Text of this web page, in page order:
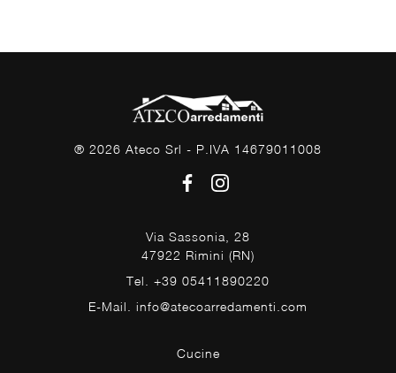
® 2026 Ateco Srl - P.IVA 14679011008
Via Sassonia, 28
47922 Rimini (RN)
Tel. +39 05411890220
E-Mail. info@atecoarredamenti.com
Cucine